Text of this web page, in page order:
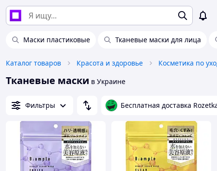
Маски пластиковые Тканевые маски для лица
Каталог товаров Красота и здоровье Косметика по
Тканевые маски в Украине
Фильтры Бесплатная доставка